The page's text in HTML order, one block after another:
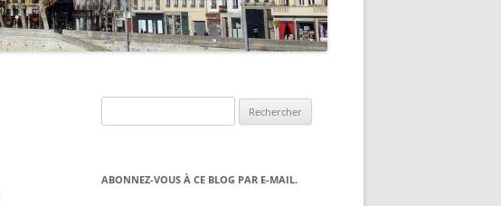
ABONNEZ-VOUS À CE BLOG PAR E-MAIL.